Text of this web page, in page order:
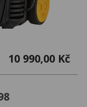
10 990,00 Kč